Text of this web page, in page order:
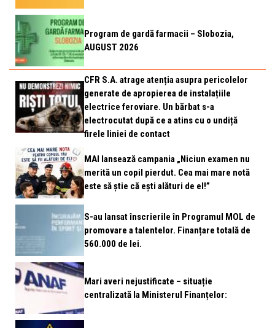
Program de gardă farmacii – Slobozia,
AUGUST 2026
CFR S.A. atrage atenția asupra pericolelor
generate de apropierea de instalațiile
electrice feroviare. Un bărbat s-a
electrocutat după ce a atins cu o undiță
firele liniei de contact
MAI lansează campania „Niciun examen nu
merită un copil pierdut. Cea mai mare notă
este să știe că ești alături de el!”
S-au lansat înscrierile în Programul MOL de
promovare a talentelor. Finanțare totală de
560.000 de lei.
Mari averi nejustificate – situație
centralizată la Ministerul Finanțelor: